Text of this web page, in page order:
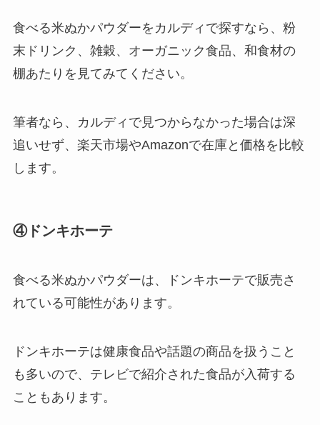
食べる米ぬかパウダーをカルディで探すなら、粉
末ドリンク、雑穀、オーガニック食品、和食材の
棚あたりを見てみてください。
筆者なら、カルディで見つからなかった場合は深
追いせず、楽天市場やAmazonで在庫と価格を比較
します。
④ドンキホーテ
食べる米ぬかパウダーは、ドンキホーテで販売さ
れている可能性があります。
ドンキホーテは健康食品や話題の商品を扱うこと
も多いので、テレビで紹介された食品が入荷する
こともあります。